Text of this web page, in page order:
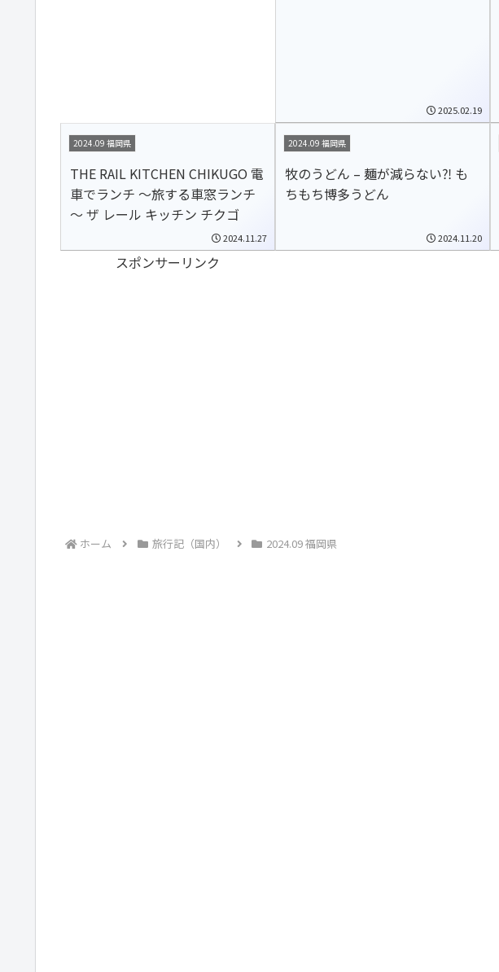
2025.02.19
2024.09 福岡県
THE RAIL KITCHEN CHIKUGO 電
車でランチ ～旅する車窓ランチ
～ ザ レール キッチン チクゴ
2024.11.27
2024.09 福岡県
牧のうどん – 麺が減らない⁈ も
ちもち博多うどん
2024.11.20
スポンサーリンク
ホーム 旅行記（国内） 2024.09 福岡県